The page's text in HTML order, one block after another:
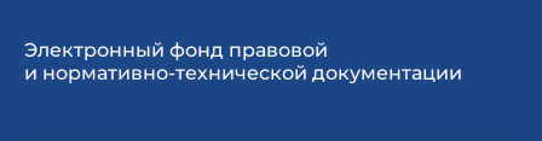
Электронный фонд правовой
и нормативно-технической документации